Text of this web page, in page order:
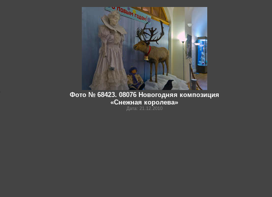
Фото № 68423. 08076 Новогодняя композиция
«Снежная королева»
Дата: 21.12.2010